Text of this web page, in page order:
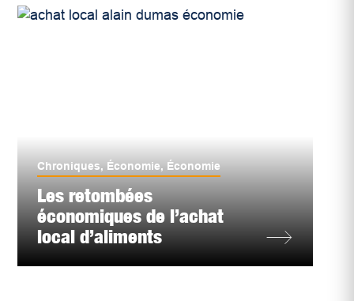
Chroniques, Économie, Économie
Les retombées
économiques de l’achat
local d’aliments